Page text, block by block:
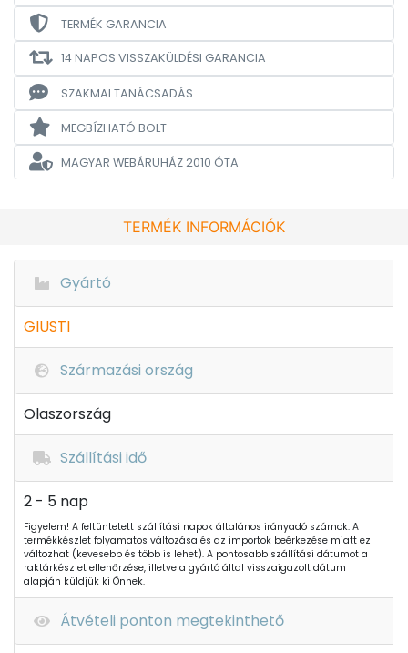
TERMÉK GARANCIA
14 NAPOS VISSZAKÜLDÉSI GARANCIA
SZAKMAI TANÁCSADÁS
MEGBÍZHATÓ BOLT
MAGYAR WEBÁRUHÁZ2010 ÓTA
TERMÉK INFORMÁCIÓK
Gyártó
GIUSTI
Származási ország
Olaszország
Szállítási idő
2 - 5 nap
Figyelem! A feltüntetett szállítási napok általános irányadó számok. A
termékkészlet folyamatos változása és az importok beérkezése miatt ez
változhat (kevesebb és több is lehet). A pontosabb szállítási dátumot a
raktárkészlet ellenőrzése, illetve a gyártó által visszaigazolt dátum
alapján küldjük ki Önnek.
Átvételi ponton megtekinthető